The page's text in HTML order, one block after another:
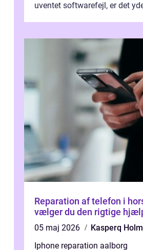
uventet softwarefejl, er det
Reparation af telefon i
vælger du den rigtige
05 maj 2026
Kasperq Holm
Iphone reparation aalborg